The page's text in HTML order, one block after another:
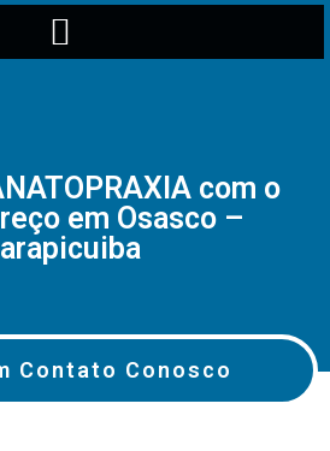
com o
em Osasco –
Contato Conosco